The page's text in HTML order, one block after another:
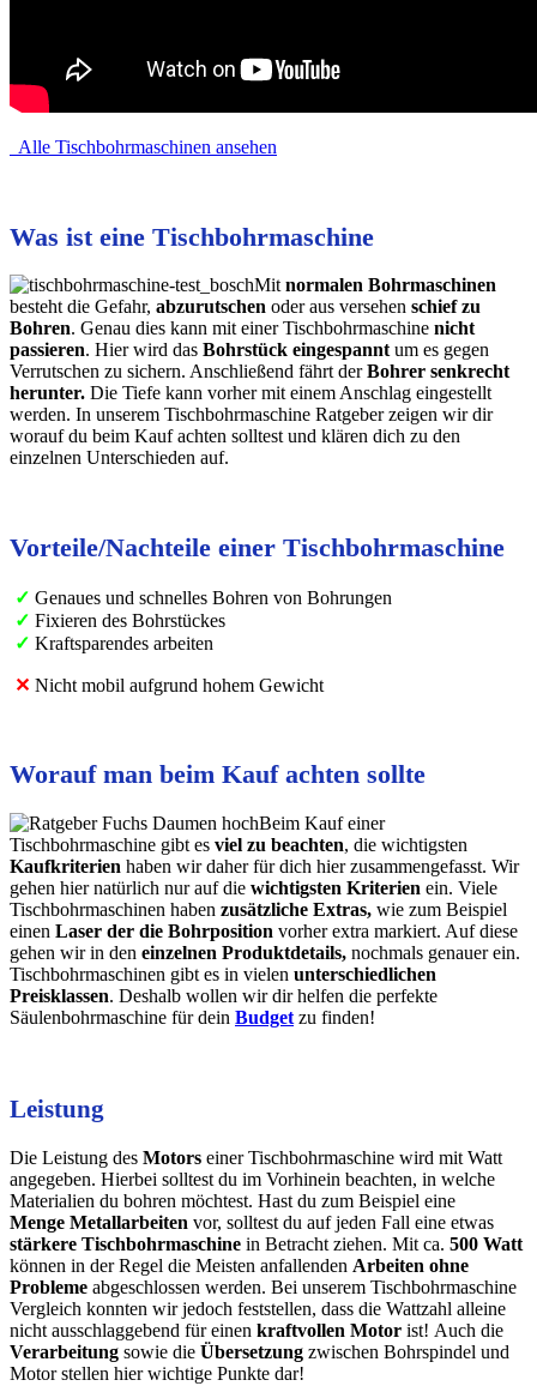
Alle Tischbohrmaschinen ansehen
Was ist eine Tischbohrmaschine
Mitnormalen Bohrmaschinen
besteht die Gefahr, abzurutschen oder aus versehen schief zu
Bohren. Genau dies kann mit einer Tischbohrmaschine nicht
passieren. Hier wird das Bohrstück eingespanntum es gegen
Verrutschen zu sichern. Anschließend fährt derBohrer senkrecht
herunter. Die Tiefe kann vorher mit einem Anschlag eingestellt
werden. In unserem Tischbohrmaschine Ratgeber zeigen wir dir
worauf du beim Kauf achten solltest und klären dich zu den
einzelnen Unterschieden auf.
Vorteile/Nachteile einer Tischbohrmaschine
✓ Genaues und schnelles Bohren von Bohrungen
✓ Fixieren des Bohrstückes
✓ Kraftsparendes arbeiten
✕ Nicht mobil aufgrund hohem Gewicht
Worauf man beim Kauf achten sollte
Beim Kauf einer
Tischbohrmaschine gibt es viel zu beachten, die wichtigsten
Kaufkriterien haben wir daher für dich hier zusammengefasst. Wir
gehen hier natürlich nur auf die wichtigsten Kriterien ein. Viele
Tischbohrmaschinen haben zusätzliche Extras, wie zum Beispiel
einen Laser der die Bohrposition vorher extra markiert. Auf diese
gehen wir in den einzelnen Produktdetails, nochmals genauer ein.
Tischbohrmaschinen gibt es in vielen unterschiedlichen
Preisklassen. Deshalb wollen wir dir helfen die perfekte
Säulenbohrmaschine für dein Budget zu finden!
Leistung
Die Leistung des Motors einer Tischbohrmaschine wird mit Watt
angegeben. Hierbei solltest du im Vorhinein beachten, in welche
Materialien du bohren möchtest. Hast du zum Beispiel eine
Menge Metallarbeiten vor, solltest du auf jeden Fall eine etwas
stärkere Tischbohrmaschine in Betracht ziehen. Mit ca. 500 Watt
können in der Regel die Meisten anfallenden Arbeiten ohne
Probleme abgeschlossen werden. Bei unserem Tischbohrmaschine
Vergleich konnten wir jedoch feststellen, dass die Wattzahl alleine
nicht ausschlaggebend für einen kraftvollen Motor ist! Auch die
Verarbeitung sowie die Übersetzung zwischen Bohrspindel und
Motor stellen hier wichtige Punkte dar!